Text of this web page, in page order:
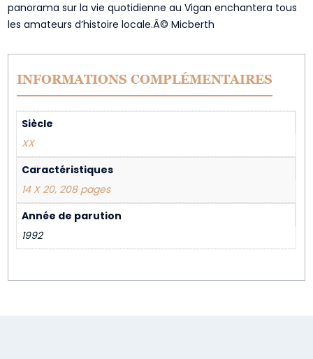
panorama sur la vie quotidienne au Vigan enchantera tous
les amateurs d’histoire locale.Â© Micberth
INFORMATIONS COMPLÉMENTAIRES
Siècle
XX
Caractéristiques
14 X 20, 208 pages
Année de parution
1992